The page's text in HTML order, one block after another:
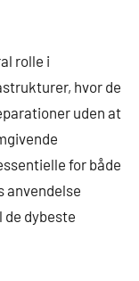
rolle i
hvor de
uden at
for både
anvendelse
dybeste